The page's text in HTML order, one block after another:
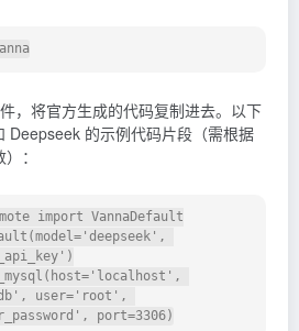
，将官方生成的代码复制进去。以下
Deepseek 的示例代码片段（需根据
：
import VannaDefault
user='root',